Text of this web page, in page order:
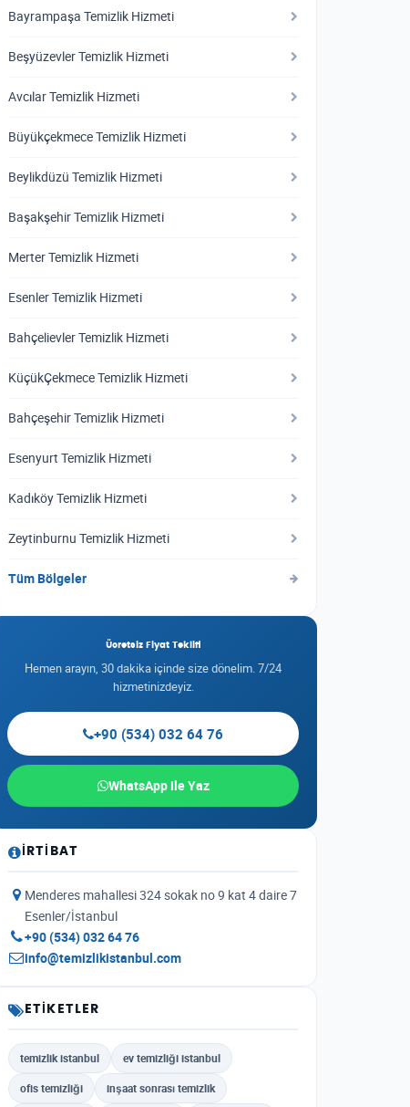
Bayrampaşa Temizlik Hizmeti
Beşyüzevler Temizlik Hizmeti
Avcılar Temizlik Hizmeti
Büyükçekmece Temizlik Hizmeti
Beylikdüzü Temizlik Hizmeti
Başakşehir Temizlik Hizmeti
Merter Temizlik Hizmeti
Esenler Temizlik Hizmeti
Bahçelievler Temizlik Hizmeti
KüçükÇekmece Temizlik Hizmeti
Bahçeşehir Temizlik Hizmeti
Esenyurt Temizlik Hizmeti
Kadıköy Temizlik Hizmeti
Zeytinburnu Temizlik Hizmeti
Tüm Bölgeler
Ücretsiz Fiyat Teklifi
Hemen arayın, 30 dakika içinde size dönelim. 7/24
hizmetinizdeyiz.
+90 (534) 032 64 76
WhatsApp ile Yaz
İRTIBAT
Menderes mahallesi 324 sokak no 9 kat 4 daire 7
Esenler/İstanbul
+90 (534) 032 64 76
info@temizlikistanbul.com
ETIKETLER
temizlik istanbul ev temizliği istanbul
ofis temizliği inşaat sonrası temizlik